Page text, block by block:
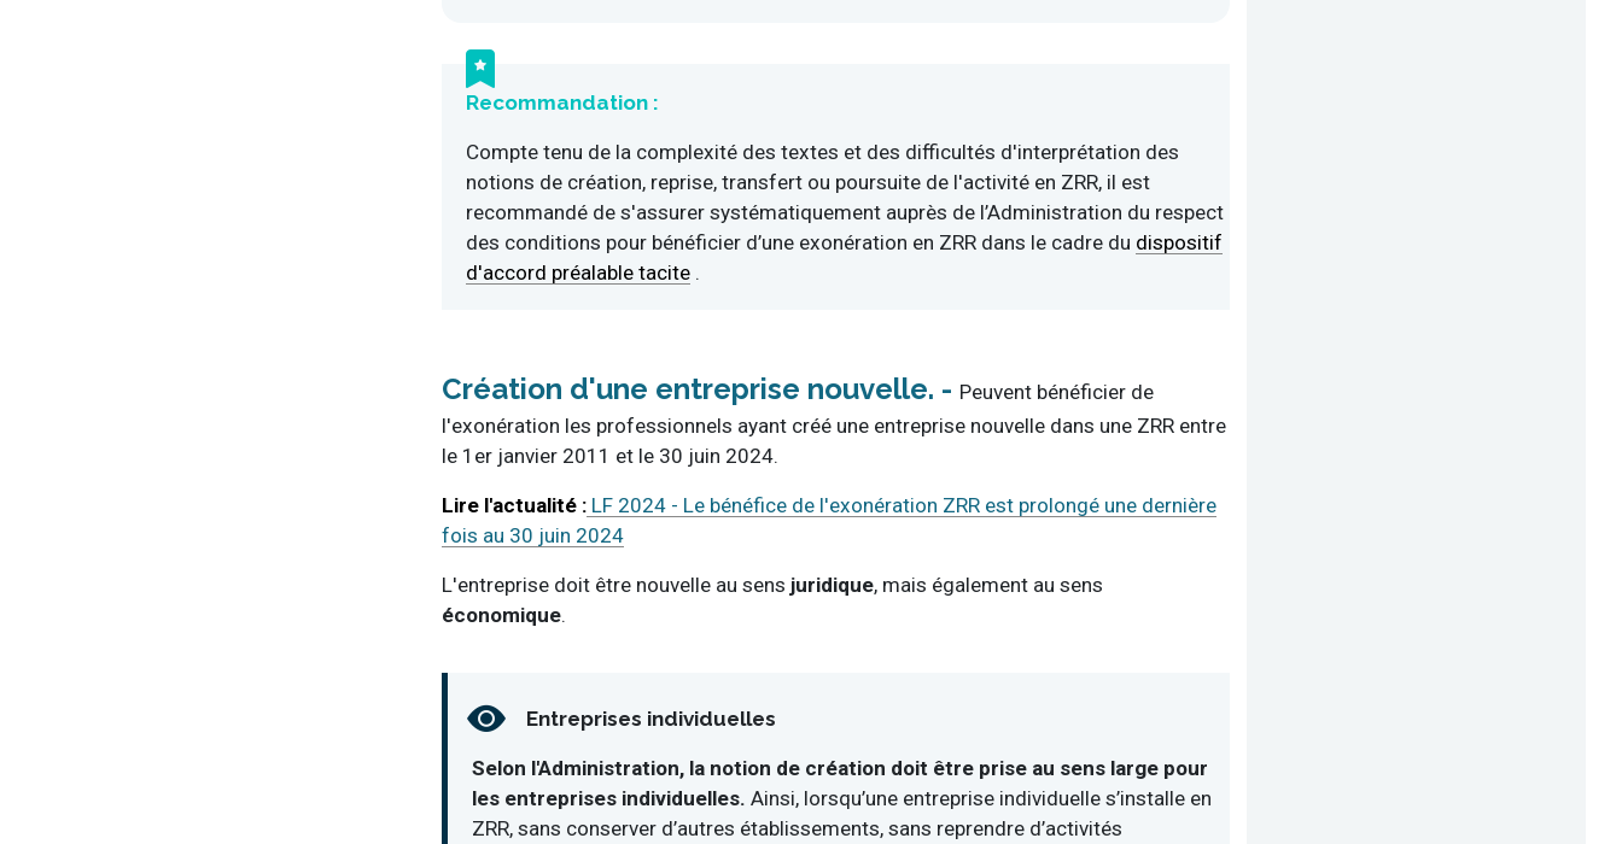
Recommandation :
Compte tenu de la complexité des textes et des difficultés d'interprétation des
notions de création, reprise, transfert ou poursuite de l'activité en ZRR, il est
recommandé de s'assurer systématiquement auprès de l’Administration du respect
des conditions pour bénéficier d’une exonération en ZRR dans le cadre du dispositif
d'accord préalable tacite .
Création d'une entreprise nouvelle
Peuvent bénéficier de
l'exonération les professionnels ayant créé une entreprise nouvelle dans une ZRR entre
le 1er janvier 2011 et le 30 juin 2024.
LF 2024 - Le bénéfice de l'exonération ZRR est prolongé une dernière
fois au 30 juin 2024
L'entreprise doit être nouvelle au sens juridique, mais également au sens
économique.
Entreprises individuelles
Selon l'Administration, la notion de création doit être prise au sens large pour
les entreprises individuelles. Ainsi, lorsqu’une entreprise individuelle s’installe en
ZRR, sans conserver d’autres établissements, sans reprendre d’activités